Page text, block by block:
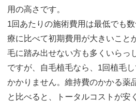
用の高さです。
1回あたりの施術費用は最低でも
療に比べて初期費用が大きいこと
毛に踏み出せない方も多くいらっ
ですが、自毛植毛なら、1回植毛
かかりません。維持費のかかる薬
と比べると、トータルコストが安